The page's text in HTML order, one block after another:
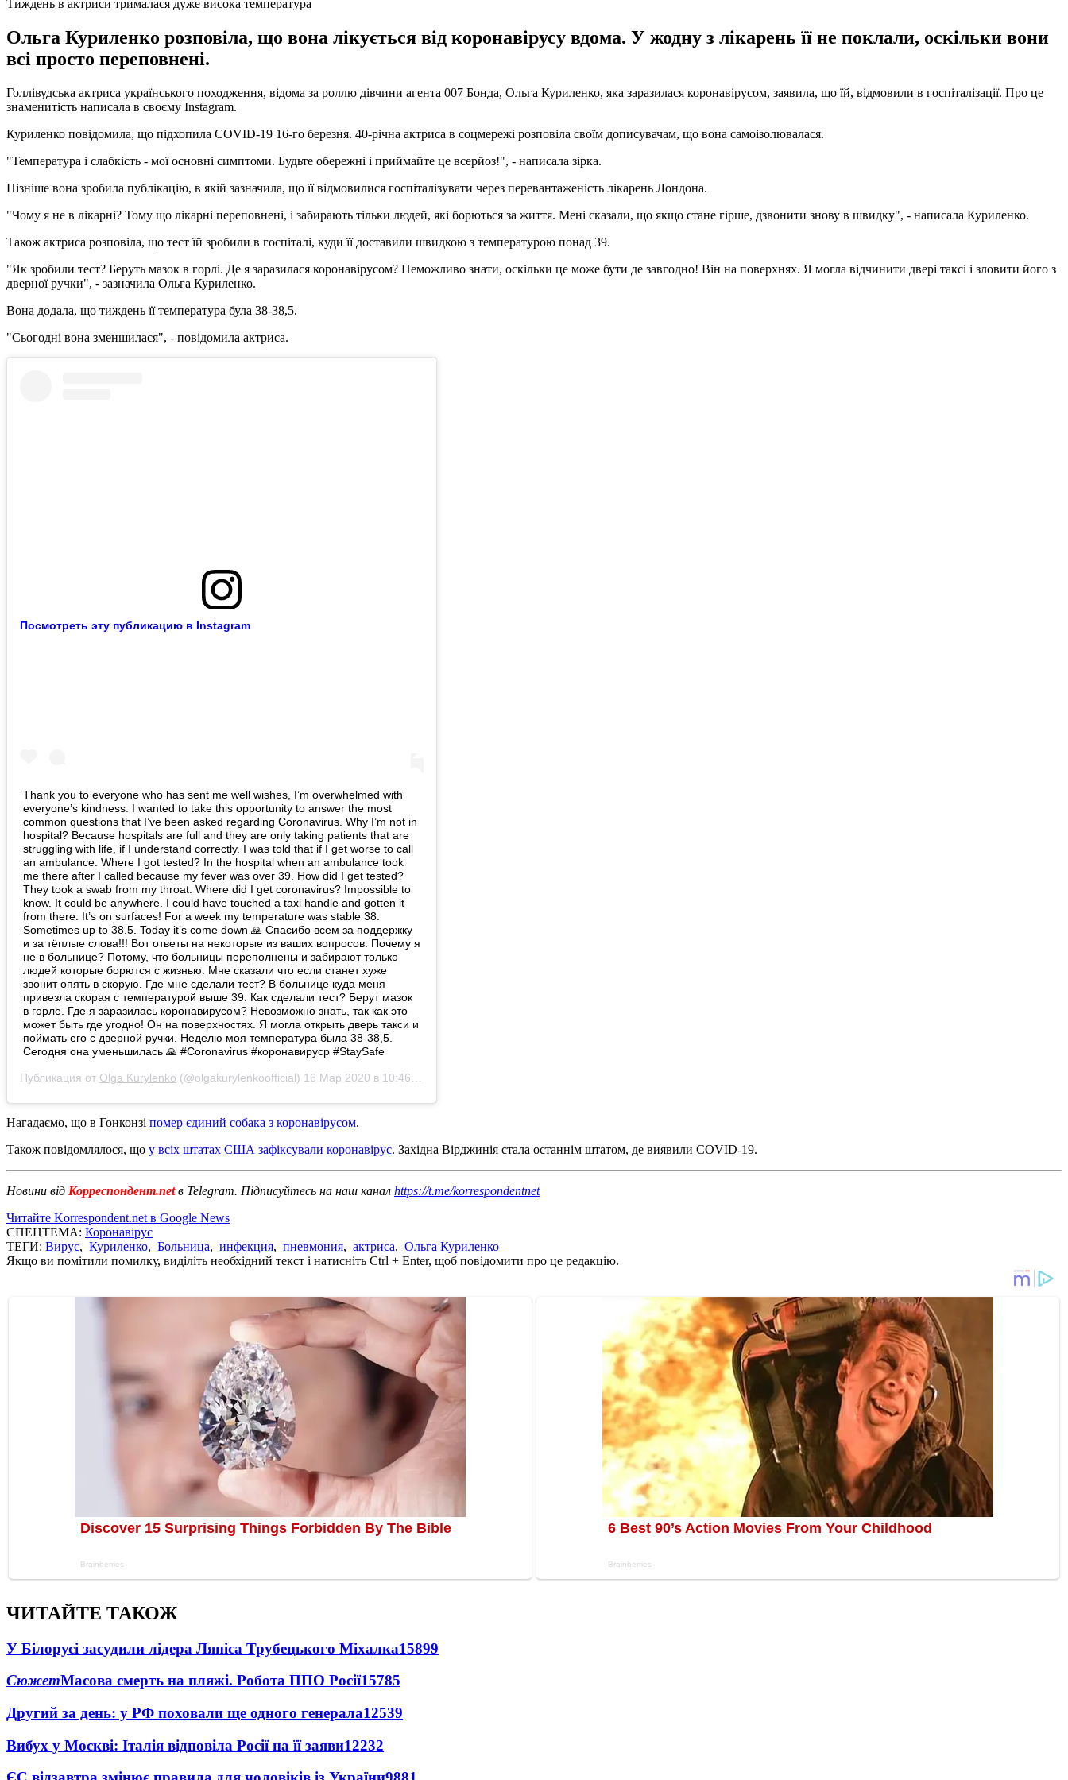
Тиждень в актриси трималася дуже висока температура
Ольга Куриленко розповіла, що вона лікується від коронавірусу вдома. У жодну з лікарень її не поклали, оскільки вони
всі просто переповнені.
Голлівудська актриса українського походження, відома за роллю дівчини агента 007 Бонда, Ольга Куриленко, яка заразилася коронавірусом, заявила, що їй, відмовили в госпіталізації. Про це
знаменитість написала в своєму Instagram.
Куриленко повідомила, що підхопила COVID-19 16-го березня. 40-річна актриса в соцмережі розповіла своїм дописувачам, що вона самоізолювалася.
"Температура і слабкість - мої основні симптоми. Будьте обережні і приймайте це всерйоз!", - написала зірка.
Пізніше вона зробила публікацію, в якій зазначила, що її відмовилися госпіталізувати через перевантаженість лікарень Лондона.
"Чому я не в лікарні? Тому що лікарні переповнені, і забирають тільки людей, які борються за життя. Мені сказали, що якщо стане гірше, дзвонити знову в швидку", - написала Куриленко.
Також актриса розповіла, що тест їй зробили в госпіталі, куди її доставили швидкою з температурою понад 39.
"Як зробили тест? Беруть мазок в горлі. Де я заразилася коронавірусом? Неможливо знати, оскільки це може бути де завгодно! Він на поверхнях. Я могла відчинити двері таксі і зловити його з
дверної ручки", - зазначила Ольга Куриленко.
Вона додала, що тиждень її температура була 38-38,5.
"Сьогодні вона зменшилася", - повідомила актриса.
Посмотреть эту публикацию в Instagram
Thank you to everyone who has sent me well wishes, I’m overwhelmed with
everyone’s kindness. I wanted to take this opportunity to answer the most
common questions that I’ve been asked regarding Coronavirus. Why I’m not in
hospital? Because hospitals are full and they are only taking patients that are
struggling with life, if I understand correctly. I was told that if I get worse to call
an ambulance. Where I got tested? In the hospital when an ambulance took
me there after I called because my fever was over 39. How did I get tested?
They took a swab from my throat. Where did I get coronavirus? Impossible to
know. It could be anywhere. I could have touched a taxi handle and gotten it
from there. It’s on surfaces! For a week my temperature was stable 38.
Sometimes up to 38.5. Today it’s come down 🙏 Спасибо всем за поддержку
и за тёплые слова!!! Вот ответы на некоторые из ваших вопросов: Почему я
не в больнице? Потому, что больницы переполнены и забирают только
людей которые борются с жизнью. Мне сказали что если станет хуже
звонит опять в скорую. Где мне сделали тест? В больнице куда меня
привезла скорая с температурой выше 39. Как сделали тест? Берут мазок
в горле. Где я заразилась коронавирусом? Невозможно знать, так как это
может быть где угодно! Он на поверхностях. Я могла открыть дверь такси и
поймать его с дверной ручки. Неделю моя температура была 38-38,5.
Сегодня она уменьшилась 🙏 #Coronavirus #коронавирусp #StaySafe
Публикация от Olga Kurylenko (@olgakurylenkoofficial) 16 Мар 2020 в 10:46 PDT
Нагадаємо, що в Гонконзі помер єдиний собака з коронавірусом.
Також повідомлялося, що у всіх штатах США зафіксували коронавірус. Західна Вірджинія стала останнім штатом, де виявили COVID-19.
Новини від Корреспондент.netв Telegram. Підписуйтесь на наш канал https://t.me/korrespondentnet
Читайте Korrespondent.net в Google News
СПЕЦТЕМА: Коронавірус
ТЕГИ: Вирус, Куриленко, Больница, инфекция, пневмония, актриса, Ольга Куриленко
Якщо ви помітили помилку, виділіть необхідний текст і натисніть Ctrl + Enter, щоб повідомити про це редакцію.
ЧИТАЙТЕ ТАКОЖ
У Білорусі засудили лідера Ляпіса Трубецького Міхалка15899
СюжетМасова смерть на пляжі. Робота ППО Росії15785
Другий за день: у РФ поховали ще одного генерала12539
Вибух у Москві: Італія відповіла Росії на її заяви12232